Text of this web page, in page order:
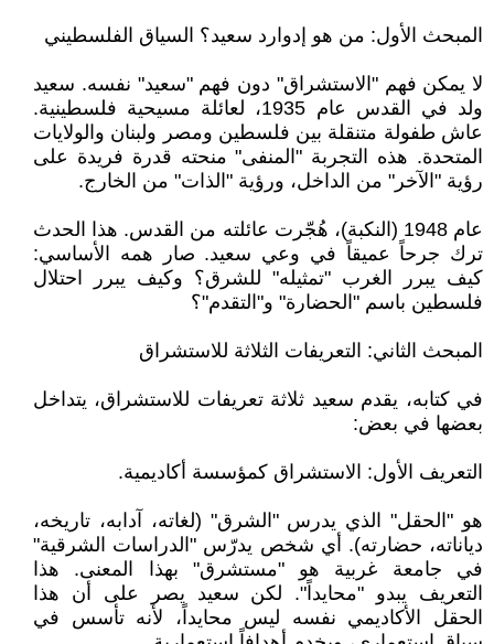
المبحث الأول: من هو إدوارد سعيد؟ السياق الفلسطيني
لا يمكن فهم "الاستشراق" دون فهم "سعيد" نفسه. سعيد
ولد في القدس عام 1935، لعائلة مسيحية فلسطينية.
عاش طفولة متنقلة بين فلسطين ومصر ولبنان والولايات
المتحدة. هذه التجربة "المنفى" منحته قدرة فريدة على
رؤية "الآخر" من الداخل، ورؤية "الذات" من الخارج.
عام 1948 (النكبة)، هُجّرت عائلته من القدس. هذا الحدث
ترك جرحاً عميقاً في وعي سعيد. صار همه الأساسي:
كيف يبرر الغرب "تمثيله" للشرق؟ وكيف يبرر احتلال
فلسطين باسم "الحضارة" و"التقدم"؟
المبحث الثاني: التعريفات الثلاثة للاستشراق
في كتابه، يقدم سعيد ثلاثة تعريفات للاستشراق، يتداخل
بعضها في بعض:
التعريف الأول: الاستشراق كمؤسسة أكاديمية.
هو "الحقل" الذي يدرس "الشرق" (لغاته، آدابه، تاريخه،
دياناته، حضارته). أي شخص يدرّس "الدراسات الشرقية"
في جامعة غربية هو "مستشرق" بهذا المعنى. هذا
التعريف يبدو "محايداً". لكن سعيد يصر على أن هذا
الحقل الأكاديمي نفسه ليس محايداً، لأنه تأسس في